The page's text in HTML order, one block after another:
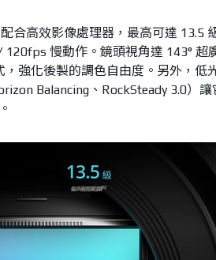
合高效影像處理器，最高可達 13.5
慢動作。鏡頭視角達 143° 超
強化後製的調色自由度。另外，低
Balancing、RockSteady 3.0）